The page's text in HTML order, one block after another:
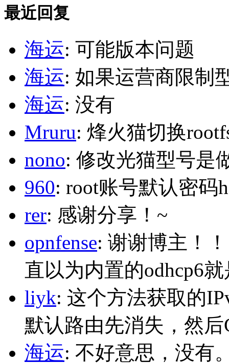
最近回复
海运: 可能版本问题
海运: 如果运营商限制
海运: 没有
Mruru: 烽火猫切换
nono: 修改光猫型号是
960: root账号默认密码
rer: 感谢分享！~
opnfense: 谢谢博主！
直以为内置的odhcp6
liyk: 这个方法获取的
默认路由先消失，然
海运: 不好意思，没有